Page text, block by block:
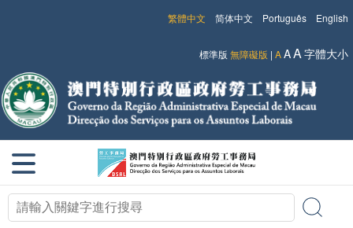
English
Português
简体中文
繁體中文
標準版 無障礙版 | AAA字體大小